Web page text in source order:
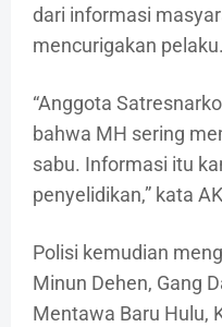
dari informasi
mencurigakan pelaku.
“Anggota
bahwa MH sering
sabu. Informasi itu
penyelidikan,” kata
Polisi kemudian
Minun Dehen, Gang
Mentawa Baru Hulu,